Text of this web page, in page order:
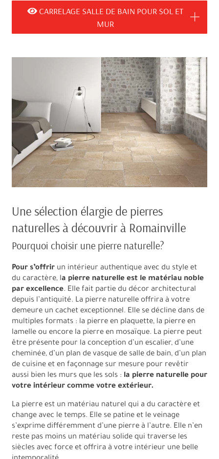
CARRELAGE SALLE DE BAIN POUR SOL ET
MUR
Une sélection élargie de pierres
naturelles à découvrir à Romainville
Pourquoi choisir une pierre naturelle?
Pour s’offrir un intérieur authentique avec du style et
du caractère, la pierre naturelle est le matériau noble
par excellence. Elle fait partie du décor architectural
depuis l’antiquité. La pierre naturelle offrira à votre
demeure un cachet exceptionnel. Elle se décline dans de
multiples formats : la pierre en plaquette, la pierre en
lamelle ou encore la pierre en mosaïque. La pierre peut
être présente pour la conception d’un escalier, d’une
cheminée, d’un plan de vasque de salle de bain, d’un plan
de cuisine et en façonnage sur mesure pour revêtir
aussi bien les murs que les sols : la pierre naturelle pour
votre intérieur comme votre extérieur.
La pierre est un matériau naturel qui a du caractère et
change avec le temps. Elle se patine et le veinage
s’exprime différemment d’une pierre à l’autre. Elle n’en
reste pas moins un matériau solide qui traverse les
siècles avec force et offrira à votre intérieur une belle